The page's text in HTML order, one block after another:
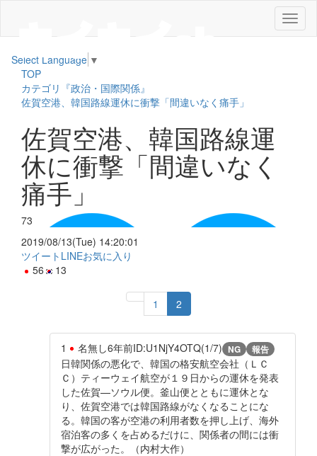
メ
ニ
Select Language ▼
TOP
カテゴリ『政治・国際関係』
佐賀空港、韓国路線運休に衝撃「間違いなく痛手」
佐賀空港、韓国路線運
休に衝撃「間違いなく
痛手」
73
2019/08/13(Tue) 14:20:01
ツイート LINEお気に入り
56
13
1 2
1 名無し6年前ID:U1NjY4OTQ(1/7) NG 報告
日韓関係の悪化で、韓国の格安航空会社（ＬＣ
Ｃ）ティーウェイ航空が１９日からの運休を発表
した佐賀—ソウル便。釜山便とともに運休とな
り、佐賀空港では韓国路線がなくなることにな
る。韓国の客が空港の利用者数を押し上げ、海外
宿泊客の多くを占めるだけに、関係者の間には衝
撃が広がった。（内村大作）